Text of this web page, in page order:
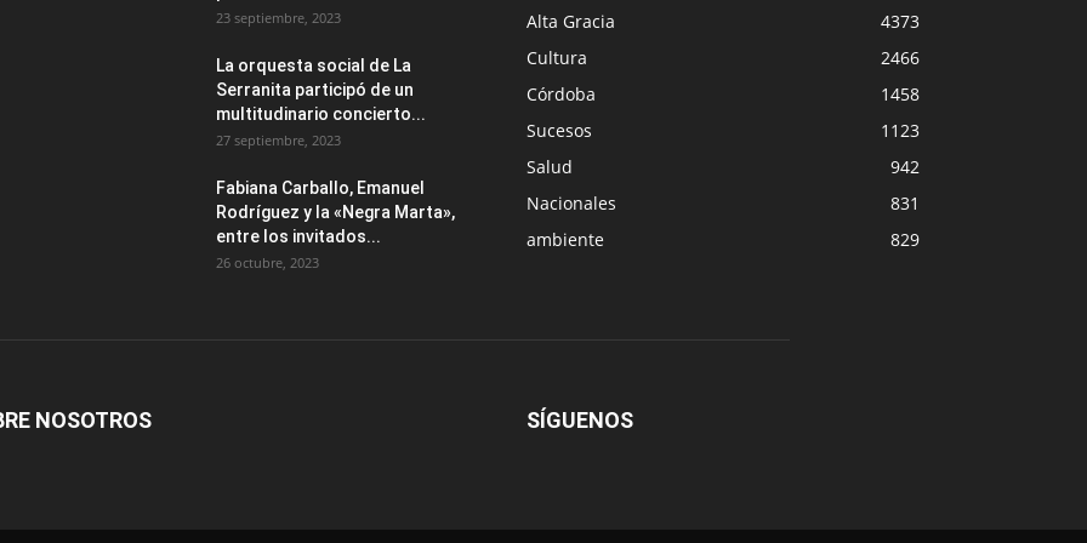
23 septiembre, 2023
La orquesta social de La
Serranita participó de un
multitudinario concierto...
27 septiembre, 2023
Fabiana Carballo, Emanuel
Rodríguez y la «Negra Marta»,
entre los invitados...
26 octubre, 2023
Alta Gracia
4373
Cultura
2466
Córdoba
1458
Sucesos
1123
Salud
942
Nacionales
831
ambiente
829
NOSOTROS SÍGUENOS